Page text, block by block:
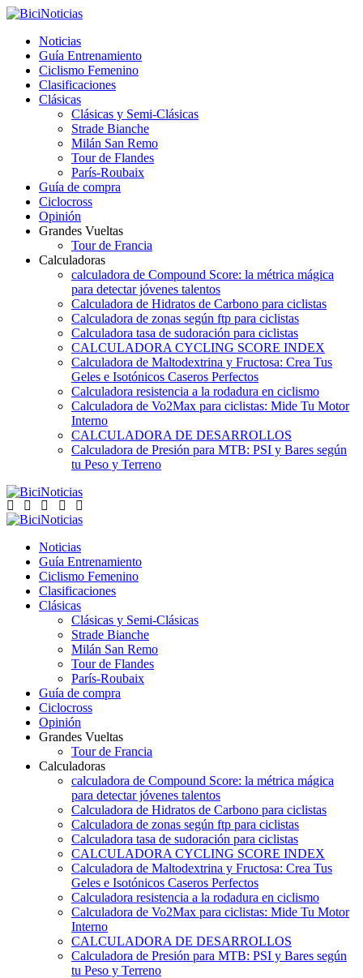
Noticias
Guía Entrenamiento
Ciclismo Femenino
Clasificaciones
Clásicas
Clásicas y Semi-Clásicas
Strade Bianche
Milán San Remo
Tour de Flandes
París-Roubaix
Guía de compra
Ciclocross
Opinión
Grandes Vueltas
Tour de Francia
Calculadoras
calculadora de Compound Score: la métrica mágica
para detectar jóvenes talentos
Calculadora de Hidratos de Carbono para ciclistas
Calculadora de zonas según ftp para ciclistas
Calculadora tasa de sudoración para ciclistas
CALCULADORA CYCLING SCORE INDEX
Calculadora de Maltodextrina y Fructosa: Crea Tus
Geles e Isotónicos Caseros Perfectos
Calculadora resistencia a la rodadura en ciclismo
Calculadora de Vo2Max para ciclistas: Mide Tu Motor
Interno
CALCULADORA DE DESARROLLOS
Calculadora de Presión para MTB: PSI y Bares según
tu Peso y Terreno
Noticias
Guía Entrenamiento
Ciclismo Femenino
Clasificaciones
Clásicas
Clásicas y Semi-Clásicas
Strade Bianche
Milán San Remo
Tour de Flandes
París-Roubaix
Guía de compra
Ciclocross
Opinión
Grandes Vueltas
Tour de Francia
Calculadoras
calculadora de Compound Score: la métrica mágica
para detectar jóvenes talentos
Calculadora de Hidratos de Carbono para ciclistas
Calculadora de zonas según ftp para ciclistas
Calculadora tasa de sudoración para ciclistas
CALCULADORA CYCLING SCORE INDEX
Calculadora de Maltodextrina y Fructosa: Crea Tus
Geles e Isotónicos Caseros Perfectos
Calculadora resistencia a la rodadura en ciclismo
Calculadora de Vo2Max para ciclistas: Mide Tu Motor
Interno
CALCULADORA DE DESARROLLOS
Calculadora de Presión para MTB: PSI y Bares según
tu Peso y Terreno